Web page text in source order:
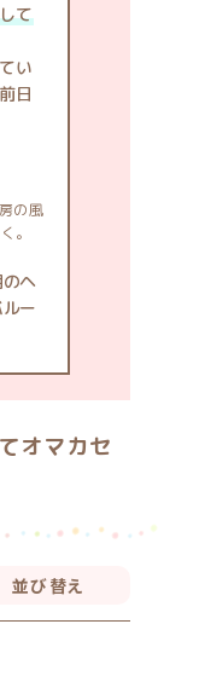
て
い
日
の風
。
ヘ
ー
オマカセ
並び替え